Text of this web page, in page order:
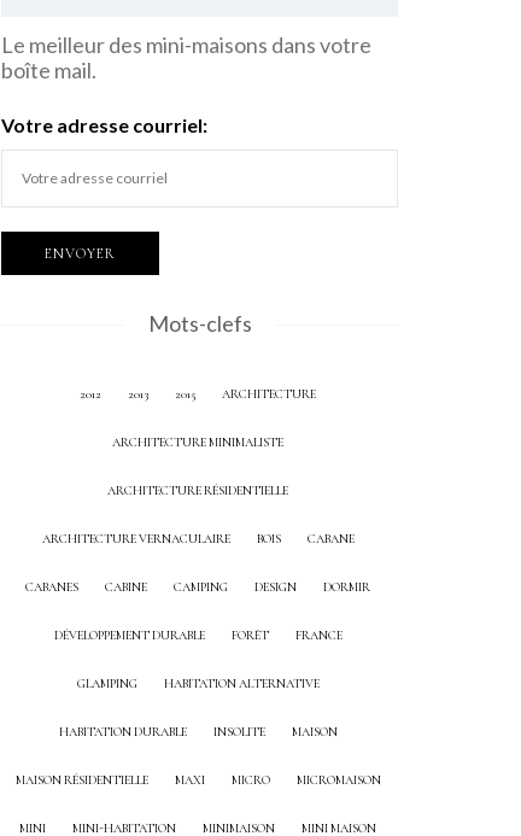
Le meilleur des mini-maisons dans votre
boîte mail.
Votre adresse courriel:
Mots-clefs
2012 2013 2015 ARCHITECTURE
ARCHITECTURE MINIMALISTE
ARCHITECTURE RÉSIDENTIELLE
ARCHITECTURE VERNACULAIRE BOIS CABANE
CABANES CABINE CAMPING DESIGN DORMIR
DÉVELOPPEMENT DURABLE FORÊT FRANCE
GLAMPING HABITATION ALTERNATIVE
HABITATION DURABLE INSOLITE MAISON
MAISON RÉSIDENTIELLE MAXI MICRO MICROMAISON
MINI MINI-HABITATION MINIMAISON MINI MAISON